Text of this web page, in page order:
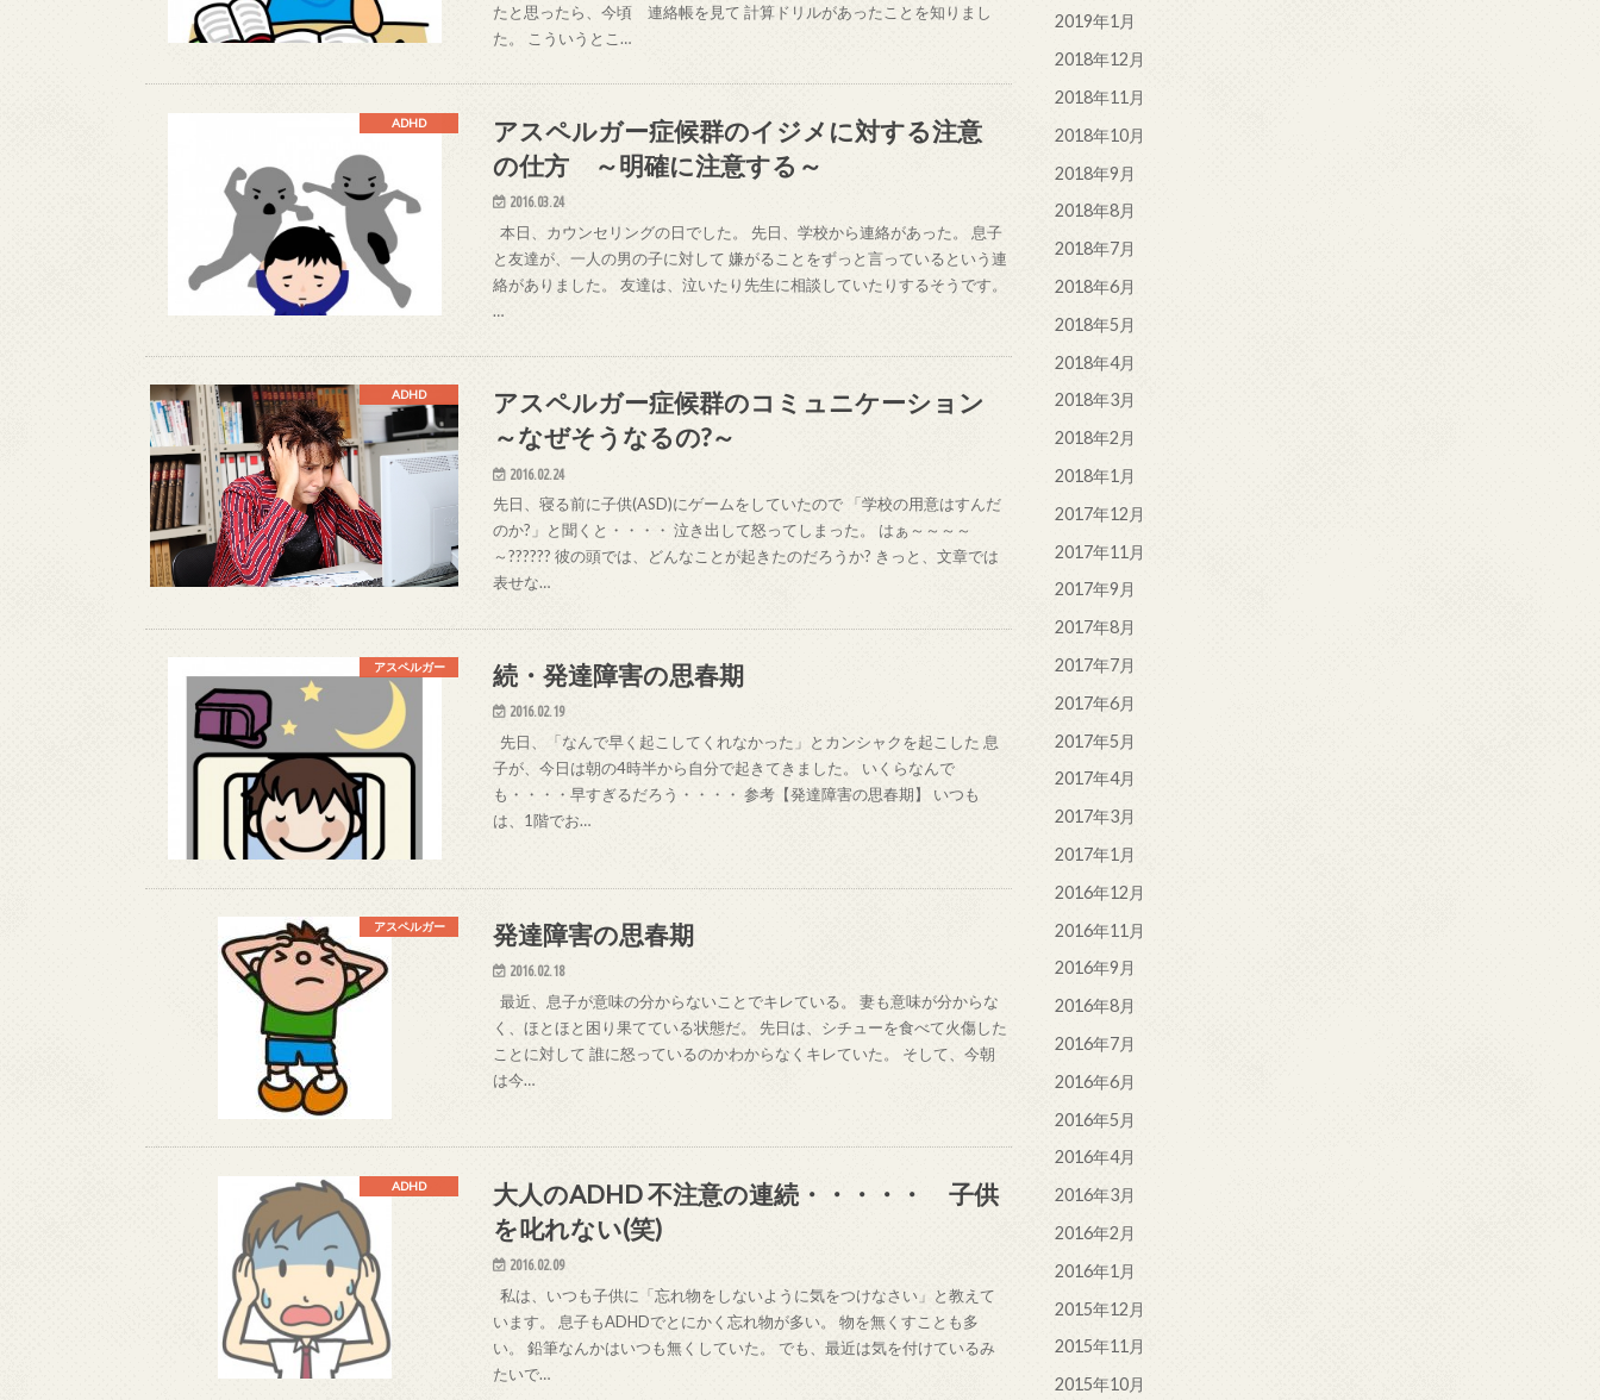
たと思ったら、今頃 連絡帳を見て 計算ドリルがあったことを知りまし
た。 こういうとこ…
ADHD
アスペルガー症候群のイジメに対する注意
の仕方 ～明確に注意する～
2016.03.24
本日、カウンセリングの日でした。 先日、学校から連絡があった。 息子
と友達が、一人の男の子に対して 嫌がることをずっと言っているという連
絡がありました。 友達は、泣いたり先生に相談していたりするそうです。
…
ADHD
アスペルガー症候群のコミュニケーション
～なぜそうなるの?～
2016.02.24
先日、寝る前に子供(ASD)にゲームをしていたので 「学校の用意はすんだ
のか?」と聞くと・・・・ 泣き出して怒ってしまった。 はぁ～～～～
～?????? 彼の頭では、どんなことが起きたのだろうか? きっと、文章では
表せな…
アスペルガー 続・発達障害の思春期
2016.02.19
先日、「なんで早く起こしてくれなかった」とカンシャクを起こした 息
子が、今日は朝の4時半から自分で起きてきました。 いくらなんで
も・・・・早すぎるだろう・・・・ 参考【発達障害の思春期】 いつも
は、1階でお…
アスペルガー 発達障害の思春期
2016.02.18
最近、息子が意味の分からないことでキレている。 妻も意味が分からな
く、ほとほと困り果てている状態だ。 先日は、シチューを食べて火傷した
ことに対して 誰に怒っているのかわからなくキレていた。 そして、今朝
は今…
ADHD
大人のADHD 不注意の連続・・・・・ 子供
を叱れない(笑)
2016.02.09
私は、いつも子供に「忘れ物をしないように気をつけなさい」と教えて
います。 息子もADHDでとにかく忘れ物が多い。 物を無くすことも多
い。 鉛筆なんかはいつも無くしていた。 でも、最近は気を付けているみ
たいで…
2019年1月
2018年12月
2018年11月
2018年10月
2018年9月
2018年8月
2018年7月
2018年6月
2018年5月
2018年4月
2018年3月
2018年2月
2018年1月
2017年12月
2017年11月
2017年9月
2017年8月
2017年7月
2017年6月
2017年5月
2017年4月
2017年3月
2017年1月
2016年12月
2016年11月
2016年9月
2016年8月
2016年7月
2016年6月
2016年5月
2016年4月
2016年3月
2016年2月
2016年1月
2015年12月
2015年11月
2015年10月